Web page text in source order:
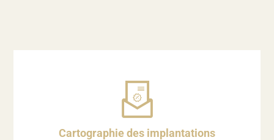
Cartographie des implantations